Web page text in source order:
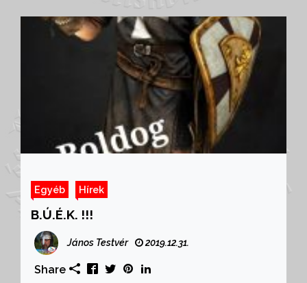
Egyéb Hírek
B.Ú.É.K. !!!
János Testvér 2019.12.31.
Share